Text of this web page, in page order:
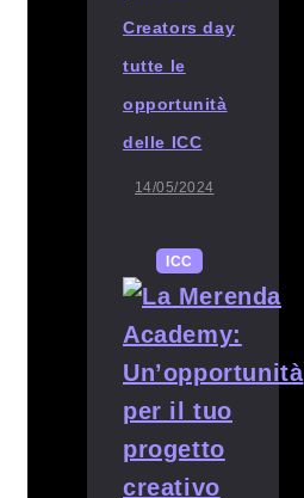
Creators day
tutte le
opportunità
delle ICC
14/05/2024
ICC